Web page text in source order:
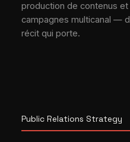
production de contenus
campagnes multicanal —
récit qui porte.
Public Relations Strategy